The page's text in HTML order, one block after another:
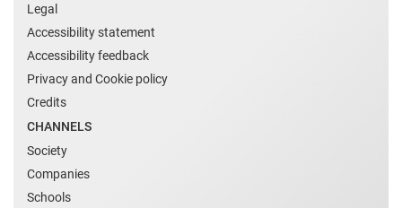
Legal
Accessibility statement
Accessibility feedback
Privacy and Cookie policy
Credits
CHANNELS
Society
Companies
Schools